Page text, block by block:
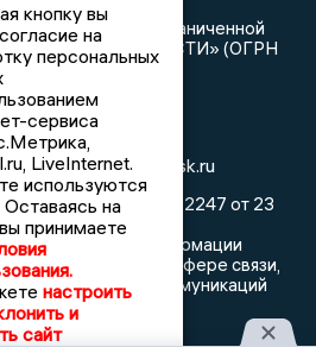
Общество с ограниченной
НОВОСТИ» (ОГРН
Е.Г.
699 9427
info@newslipetsk.ru
серия Эл № ФС77-82247 от 23
из реестра
массовой информации
по надзору в сфере связи,
и массовых коммуникаций
кнопку вы
на
персональных
сервиса
LiveInternet.
используются
на
принимаете
настроить
и
сайт